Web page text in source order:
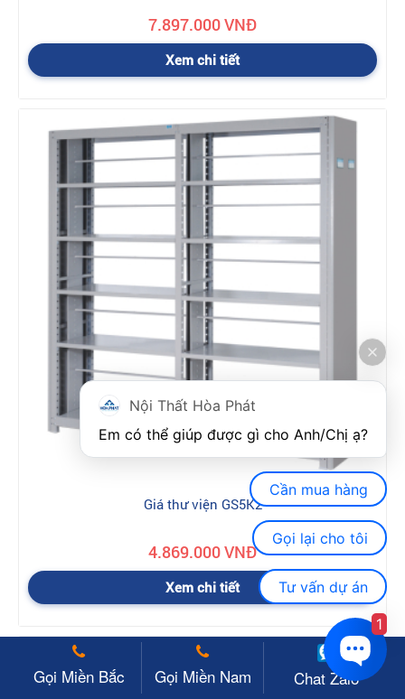
7.897.000 VNĐ
Xem chi tiết
Giá thư viện GS5K2
4.869.000 VNĐ
Xem chi tiết
Gọi Miền Bắc Gọi Miền Nam Chat Zalo
Nội Thất Hòa Phát
Cần mua hàng
Gọi lại cho tôi
Tư vấn dự án
1